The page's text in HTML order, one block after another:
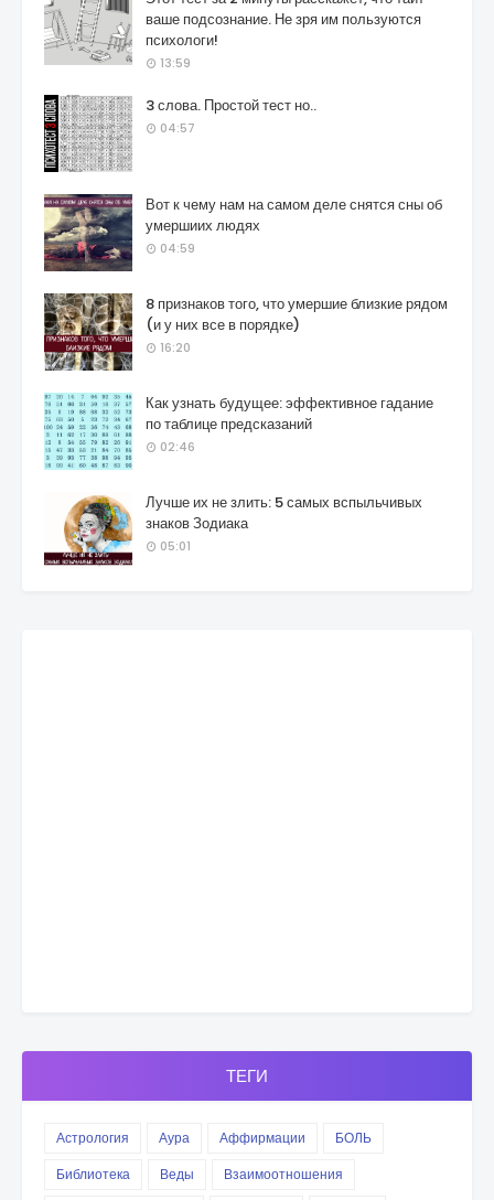
ваше подсознание. Не зря им пользуются
психологи!
13:59
3 слова. Простой тест но..
04:57
Вот к чему нам на самом деле снятся сны об
умершиих людях
04:59
8 признаков того, что умершие близкие рядом
(и у них все в порядке)
16:20
Как узнать будущее: эффективное гадание
по таблице предсказаний
02:46
Лучше их не злить: 5 самых вспыльчивых
знаков Зодиака
05:01
ТЕГИ
Астрология Аура Аффирмации
БОЛЬ
Библиотека
Веды
Взаимоотношения